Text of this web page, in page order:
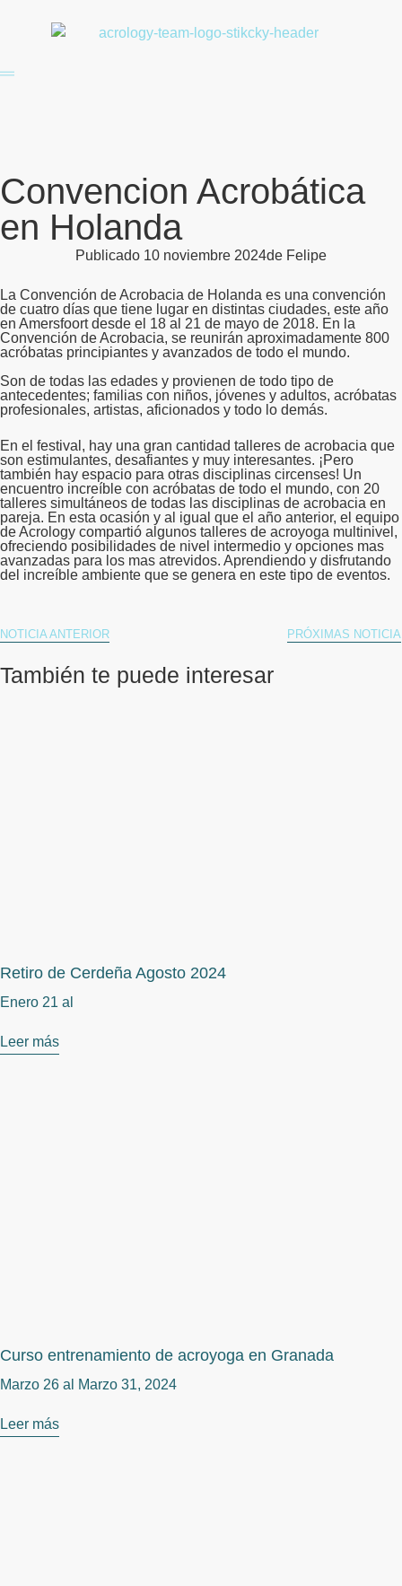
Convencion Acrobática
en Holanda
Publicado 10 noviembre 2024de Felipe
La Convención de Acrobacia de Holanda es una convención
de cuatro días que tiene lugar en distintas ciudades, este año
en Amersfoort desde el 18 al 21 de mayo de 2018. En la
Convención de Acrobacia, se reunirán aproximadamente 800
acróbatas principiantes y avanzados de todo el mundo.
Son de todas las edades y provienen de todo tipo de
antecedentes; familias con niños, jóvenes y adultos, acróbatas
profesionales, artistas, aficionados y todo lo demás.
En el festival, hay una gran cantidad talleres de acrobacia que
son estimulantes, desafiantes y muy interesantes. ¡Pero
también hay espacio para otras disciplinas circenses! Un
encuentro increíble con acróbatas de todo el mundo, con 20
talleres simultáneos de todas las disciplinas de acrobacia en
pareja. En esta ocasión y al igual que el año anterior, el equipo
de Acrology compartió algunos talleres de acroyoga multinivel,
ofreciendo posibilidades de nivel intermedio y opciones mas
avanzadas para los mas atrevidos. Aprendiendo y disfrutando
del increíble ambiente que se genera en este tipo de eventos.
NOTICIA ANTERIOR PRÓXIMAS NOTICIA
También te puede interesar
Retiro de Cerdeña Agosto 2024
Enero 21 al
Leer más
Curso entrenamiento de acroyoga en Granada
Marzo 26 al Marzo 31, 2024
Leer más